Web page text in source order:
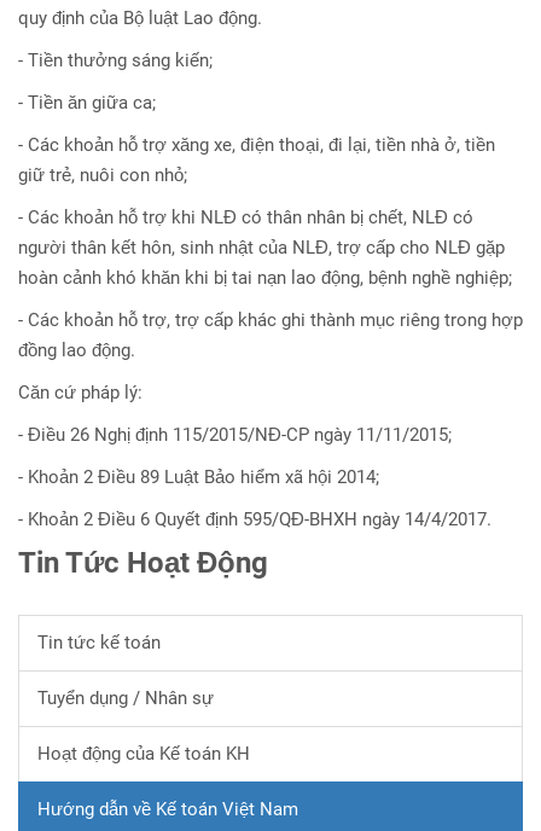
quy định của Bộ luật Lao động.
- Tiền thưởng sáng kiến;
- Tiền ăn giữa ca;
- Các khoản hỗ trợ xăng xe, điện thoại, đi lại, tiền nhà ở, tiền
giữ trẻ, nuôi con nhỏ;
- Các khoản hỗ trợ khi NLĐ có thân nhân bị chết, NLĐ có
người thân kết hôn, sinh nhật của NLĐ, trợ cấp cho NLĐ gặp
hoàn cảnh khó khăn khi bị tai nạn lao động, bệnh nghề nghiệp;
- Các khoản hỗ trợ, trợ cấp khác ghi thành mục riêng trong hợp
đồng lao động.
Căn cứ pháp lý:
- Điều 26 Nghị định 115/2015/NĐ-CP ngày 11/11/2015;
- Khoản 2 Điều 89 Luật Bảo hiểm xã hội 2014;
- Khoản 2 Điều 6 Quyết định 595/QĐ-BHXH ngày 14/4/2017.
Tin Tức Hoạt Động
Tin tức kế toán
Tuyển dụng / Nhân sự
Hoạt động của Kế toán KH
Hướng dẫn về Kế toán Việt Nam